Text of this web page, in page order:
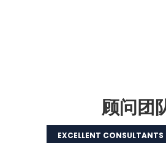
顾问团
EXCELLENT